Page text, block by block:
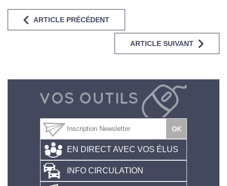
ARTICLE PRÉCÉDENT
ARTICLE SUIVANT
EN DIRECT AVEC VOS ÉLUS
INFO CIRCULATION